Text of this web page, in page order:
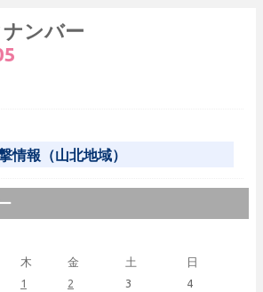
ンバー
情報（山北地域）
木 金 土 日
1 2 3
4